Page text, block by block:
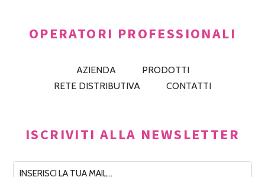
OPERATORI PROFESSIONALI
AZIENDA
PRODOTTI
RETE DISTRIBUTIVA
CONTATTI
ISCRIVITI ALLA NEWSLETTER